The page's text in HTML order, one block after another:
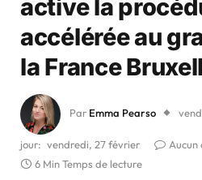
active la
accélérée au
la France
Par Emma Pearso
jour: vendredi, 27 février
Aucun
6 Min Temps de lecture